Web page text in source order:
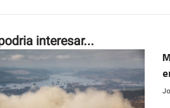
interesar...